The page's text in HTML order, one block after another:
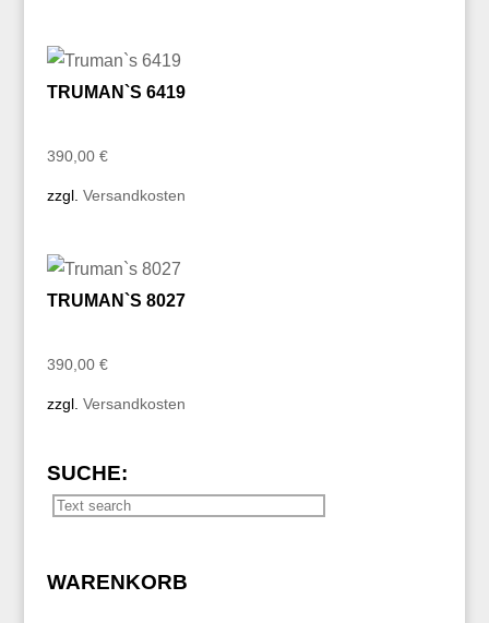
TRUMAN`S 6419
390,00 €
zzgl. Versandkosten
TRUMAN`S 8027
390,00 €
zzgl. Versandkosten
SUCHE:
WARENKORB